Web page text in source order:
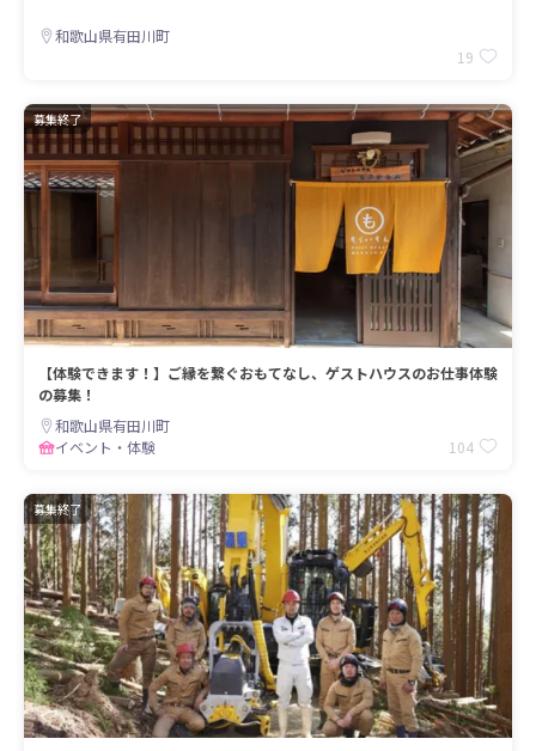
和歌山県有田川町
19
募集終了
【体験できます！】ご縁を繋ぐおもてなし、ゲストハウスのお仕事体験
の募集！
和歌山県有田川町
イベント・体験
104
募集終了